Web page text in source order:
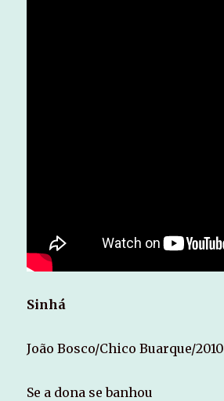
Sinhá
João Bosco/Chico Buarque/2010
Se a dona se banhou